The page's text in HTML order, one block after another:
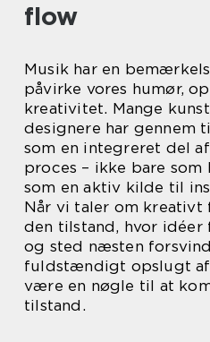
flow
Musik har en
påvirke vores humør,
kreativitet. Mange
designere har gennem
som en integreret del
proces – ikke bare
som en aktiv kilde til
Når vi taler om kreativt
den tilstand, hvor
og sted næsten
fuldstændigt opslugt af
være en nøgle til at
tilstand.